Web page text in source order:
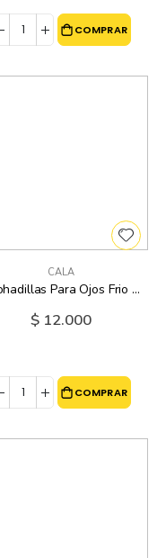
COMPRAR
CALA
Almohadillas Para Ojos Frio O Caliente Aguacate Cala
$ 12.000
COMPRAR